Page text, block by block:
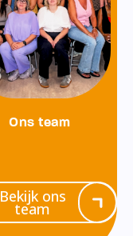
Ons team
Bekijk ons
team